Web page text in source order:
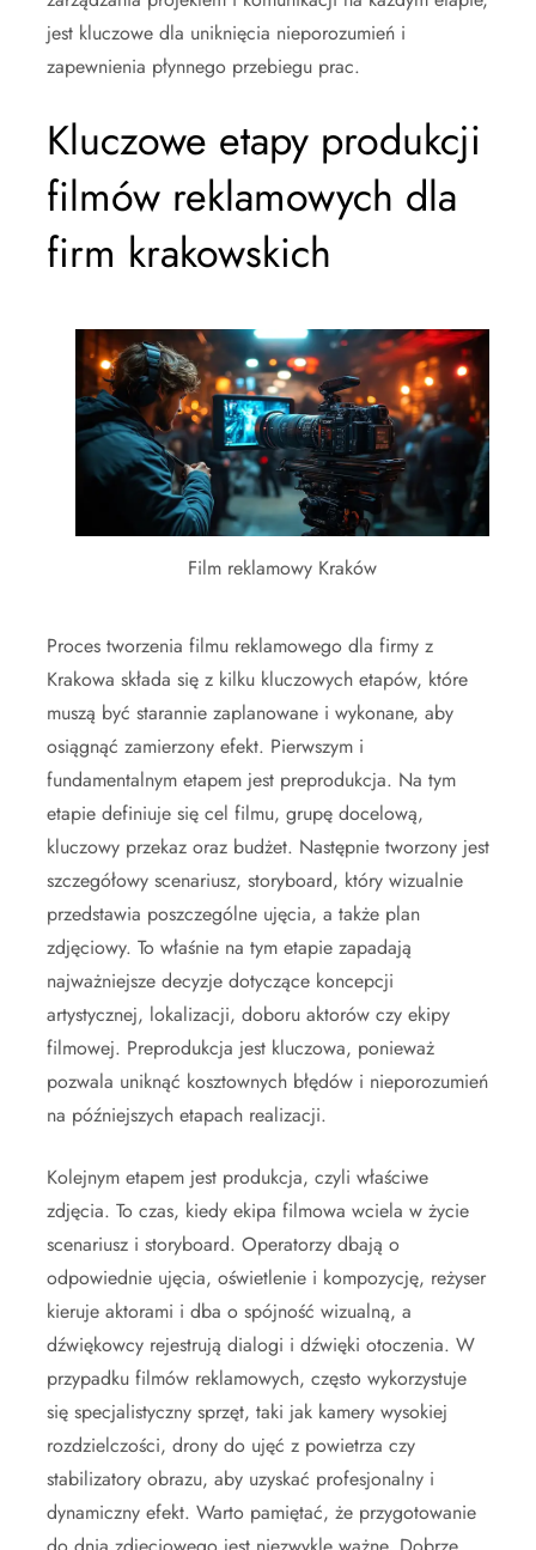
jest kluczowe dla uniknięcia nieporozumień i
zapewnienia płynnego przebiegu prac.
Kluczowe etapy produkcji
filmów reklamowych dla
firm krakowskich
Film reklamowy Kraków
Proces tworzenia filmu reklamowego dla firmy z
Krakowa składa się z kilku kluczowych etapów, które
muszą być starannie zaplanowane i wykonane, aby
osiągnąć zamierzony efekt. Pierwszym i
fundamentalnym etapem jest preprodukcja. Na tym
etapie definiuje się cel filmu, grupę docelową,
kluczowy przekaz oraz budżet. Następnie tworzony jest
szczegółowy scenariusz, storyboard, który wizualnie
przedstawia poszczególne ujęcia, a także plan
zdjęciowy. To właśnie na tym etapie zapadają
najważniejsze decyzje dotyczące koncepcji
artystycznej, lokalizacji, doboru aktorów czy ekipy
filmowej. Preprodukcja jest kluczowa, ponieważ
pozwala uniknąć kosztownych błędów i nieporozumień
na późniejszych etapach realizacji.
Kolejnym etapem jest produkcja, czyli właściwe
zdjęcia. To czas, kiedy ekipa filmowa wciela w życie
scenariusz i storyboard. Operatorzy dbają o
odpowiednie ujęcia, oświetlenie i kompozycję, reżyser
kieruje aktorami i dba o spójność wizualną, a
dźwiękowcy rejestrują dialogi i dźwięki otoczenia. W
przypadku filmów reklamowych, często wykorzystuje
się specjalistyczny sprzęt, taki jak kamery wysokiej
rozdzielczości, drony do ujęć z powietrza czy
stabilizatory obrazu, aby uzyskać profesjonalny i
dynamiczny efekt. Warto pamiętać, że przygotowanie